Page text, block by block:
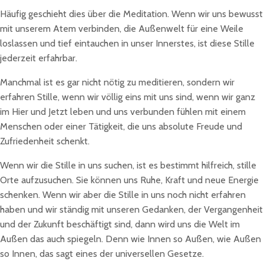
Häufig geschieht dies über die Meditation. Wenn wir uns bewusst
mit unserem Atem verbinden, die Außenwelt für eine Weile
loslassen und tief eintauchen in unser Innerstes, ist diese Stille
jederzeit erfahrbar.
Manchmal ist es gar nicht nötig zu meditieren, sondern wir
erfahren Stille, wenn wir völlig eins mit uns sind, wenn wir ganz
im Hier und Jetzt leben und uns verbunden fühlen mit einem
Menschen oder einer Tätigkeit, die uns absolute Freude und
Zufriedenheit schenkt.
Wenn wir die Stille in uns suchen, ist es bestimmt hilfreich, stille
Orte aufzusuchen. Sie können uns Ruhe, Kraft und neue Energie
schenken. Wenn wir aber die Stille in uns noch nicht erfahren
haben und wir ständig mit unseren Gedanken, der Vergangenheit
und der Zukunft beschäftigt sind, dann wird uns die Welt im
Außen das auch spiegeln. Denn wie Innen so Außen, wie Außen
so Innen, das sagt eines der universellen Gesetze.